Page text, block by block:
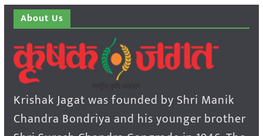
About Us
Krishak Jagat was founded by Shri Manik
Chandra Bondriya and his younger brother